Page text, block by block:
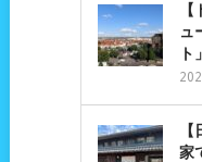
ュ
ト
家